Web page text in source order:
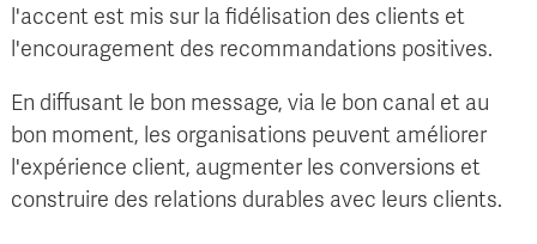
l'accent est mis sur la fidélisation des clients et
l'encouragement des recommandations positives.
En diffusant le bon message, via le bon canal et au
bon moment, les organisations peuvent améliorer
l'expérience client, augmenter les conversions et
construire des relations durables avec leurs clients.